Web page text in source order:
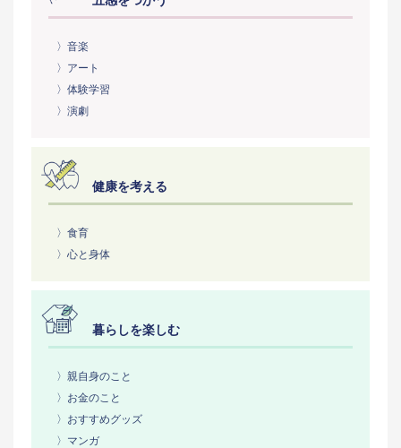
〉音楽
〉アート
〉体験学習
〉演劇
健康を考える
〉食育
〉心と身体
暮らしを楽しむ
〉親自身のこと
〉お金のこと
〉おすすめグッズ
〉マンガ